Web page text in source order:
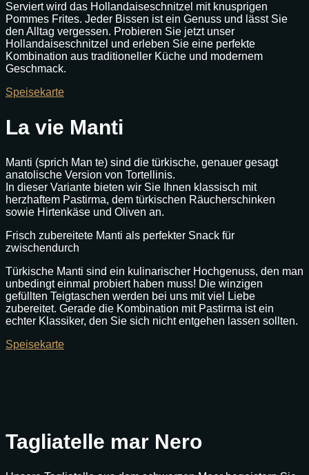
Serviert wird das Hollandaiseschnitzel mit knusprigen
Pommes Frites. Jeder Bissen ist ein Genuss und lässt Sie
den Alltag vergessen. Probieren Sie jetzt unser
Hollandaiseschnitzel und erleben Sie eine perfekte
Kombination aus traditioneller Küche und modernem
Geschmack.
Speisekarte
La vie Manti
Manti (sprich Man te) sind die türkische, genauer gesagt
anatolische Version von Tortellinis.
In dieser Variante bieten wir Sie Ihnen klassisch mit
herzhaftem Pastirma, dem türkischen Räucherschinken
sowie Hirtenkäse und Oliven an.
Frisch zubereitete Manti als perfekter Snack für
zwischendurch
Türkische Manti sind ein kulinarischer Hochgenuss, den man
unbedingt einmal probiert haben muss! Die winzigen
gefüllten Teigtaschen werden bei uns mit viel Liebe
zubereitet. Gerade die Kombination mit Pastirma ist ein
echter Klassiker, den Sie sich nicht entgehen lassen sollten.
Speisekarte
Tagliatelle mar Nero